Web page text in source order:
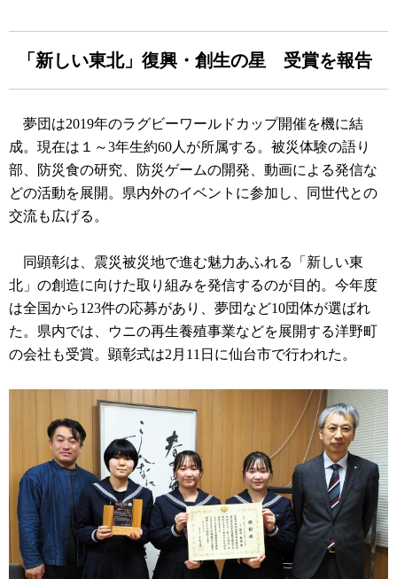
「新しい東北」復興・創生の星 受賞を報告
夢団は2019年のラグビーワールドカップ開催を機に結
成。現在は１～3年生約60人が所属する。被災体験の語り
部、防災食の研究、防災ゲームの開発、動画による発信な
どの活動を展開。県内外のイベントに参加し、同世代との
交流も広げる。
同顕彰は、震災被災地で進む魅力あふれる「新しい東
北」の創造に向けた取り組みを発信するのが目的。今年度
は全国から123件の応募があり、夢団など10団体が選ばれ
た。県内では、ウニの再生養殖事業などを展開する洋野町
の会社も受賞。顕彰式は2月11日に仙台市で行われた。